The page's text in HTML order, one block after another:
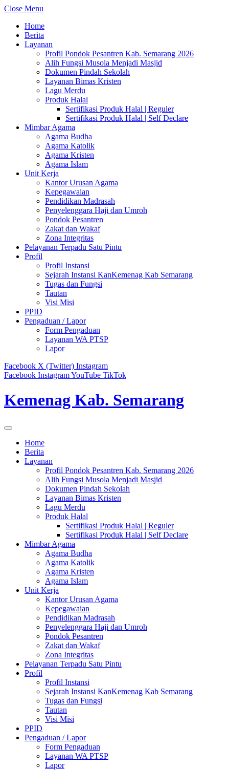
Close Menu
Home
Berita
Layanan
Profil Pondok Pesantren Kab. Semarang 2026
Alih Fungsi Musola Menjadi Masjid
Dokumen Pindah Sekolah
Layanan Bimas Kristen
Lagu Merdu
Produk Halal
Sertifikasi Produk Halal | Reguler
Sertifikasi Produk Halal | Self Declare
Mimbar Agama
Agama Budha
Agama Katolik
Agama Kristen
Agama Islam
Unit Kerja
Kantor Urusan Agama
Kepegawaian
Pendidikan Madrasah
Penyelenggara Haji dan Umroh
Pondok Pesantren
Zakat dan Wakaf
Zona Integritas
Pelayanan Terpadu Satu Pintu
Profil
Profil Instansi
Sejarah Instansi KanKemenag Kab Semarang
Tugas dan Fungsi
Tautan
Visi Misi
PPID
Pengaduan / Lapor
Form Pengaduan
Layanan WA PTSP
Lapor
Facebook X (Twitter) Instagram
Facebook InstagramYouTube TikTok
Kemenag Kab. Semarang
Home
Berita
Layanan
Profil Pondok Pesantren Kab. Semarang 2026
Alih Fungsi Musola Menjadi Masjid
Dokumen Pindah Sekolah
Layanan Bimas Kristen
Lagu Merdu
Produk Halal
Sertifikasi Produk Halal | Reguler
Sertifikasi Produk Halal | Self Declare
Mimbar Agama
Agama Budha
Agama Katolik
Agama Kristen
Agama Islam
Unit Kerja
Kantor Urusan Agama
Kepegawaian
Pendidikan Madrasah
Penyelenggara Haji dan Umroh
Pondok Pesantren
Zakat dan Wakaf
Zona Integritas
Pelayanan Terpadu Satu Pintu
Profil
Profil Instansi
Sejarah Instansi KanKemenag Kab Semarang
Tugas dan Fungsi
Tautan
Visi Misi
PPID
Pengaduan / Lapor
Form Pengaduan
Layanan WA PTSP
Lapor